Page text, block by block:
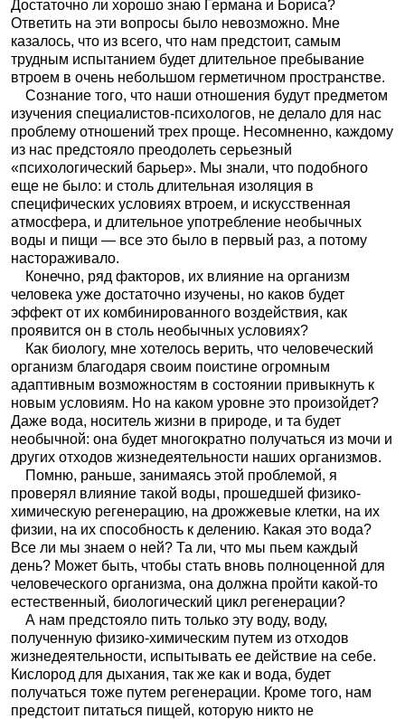
Достаточно ли хорошо знаю Германа и Бориса?
Ответить на эти вопросы было невозможно. Мне
казалось, что из всего, что нам предстоит, самым
трудным испытанием будет длительное пребывание
втроем в очень небольшом герметичном пространстве.
Сознание того, что наши отношения будут предметом
изучения специалистов-психологов, не делало для нас
проблему отношений трех проще. Несомненно, каждому
из нас предстояло преодолеть серьезный
«психологический барьер». Мы знали, что подобного
еще не было: и столь длительная изоляция в
специфических условиях втроем, и искусственная
атмосфера, и длительное употребление необычных
воды и пищи — все это было в первый раз, а потому
настораживало.
Конечно, ряд факторов, их влияние на организм
человека уже достаточно изучены, но каков будет
эффект от их комбинированного воздействия, как
проявится он в столь необычных условиях?
Как биологу, мне хотелось верить, что человеческий
организм благодаря своим поистине огромным
адаптивным возможностям в состоянии привыкнуть к
новым условиям. Но на каком уровне это произойдет?
Даже вода, носитель жизни в природе, и та будет
необычной: она будет многократно получаться из мочи и
других отходов жизнедеятельности наших организмов.
Помню, раньше, занимаясь этой проблемой, я
проверял влияние такой воды, прошедшей физико-
химическую регенерацию, на дрожжевые клетки, на их
физии, на их способность к делению. Какая это вода?
Все ли мы знаем о ней? Та ли, что мы пьем каждый
день? Может быть, чтобы стать вновь полноценной для
человеческого организма, она должна пройти какой-то
естественный, биологический цикл регенерации?
А нам предстояло пить только эту воду, воду,
полученную физико-химическим путем из отходов
жизнедеятельности, испытывать ее действие на себе.
Кислород для дыхания, так же как и вода, будет
получаться тоже путем регенерации. Кроме того, нам
предстоит питаться пищей, которую никто не